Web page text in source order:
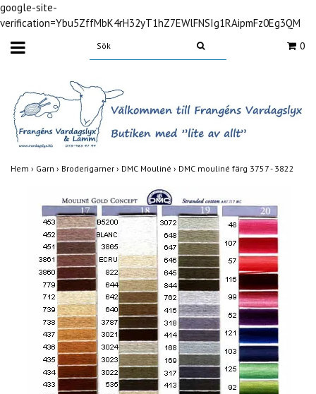
google-site-
verification=Ybu5ZffMbK4rH32yT1hZ7EWlFNSIg1RAipmFz0Eg3QM
0
Hem › Garn › Broderigarner › DMC Mouliné › DMC mouliné färg 3757 - 3822